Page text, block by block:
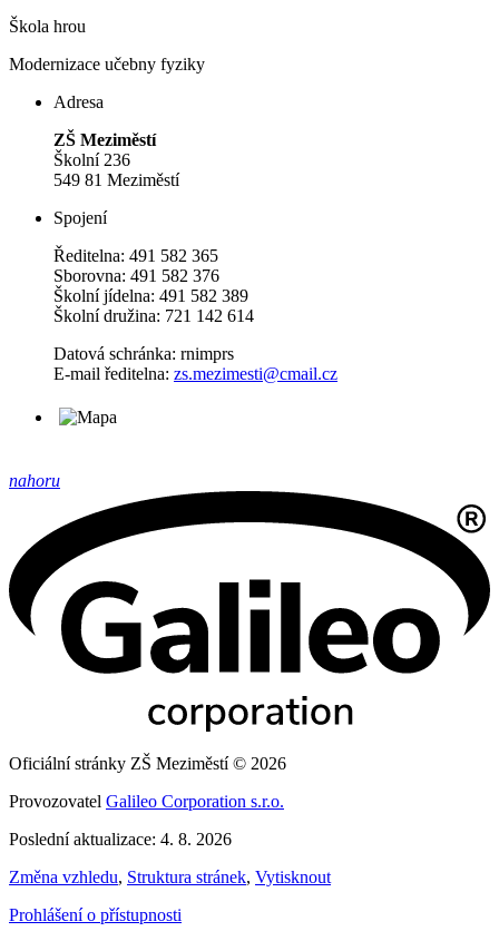
Škola hrou
Modernizace učebny fyziky
Adresa
ZŠ Meziměstí
Školní 236
549 81 Meziměstí
Spojení
Ředitelna: 491 582 365
Sborovna: 491 582 376
Školní jídelna: 491 582 389
Školní družina: 721 142 614
Datová schránka: rnimprs
E-mail ředitelna: zs.mezimesti@cmail.cz
nahoru
Oficiální stránky ZŠ Meziměstí © 2026
Provozovatel Galileo Corporation s.r.o.
Poslední aktualizace: 4. 8. 2026
Změna vzhledu, Struktura stránek, Vytisknout
Prohlášení o přístupnosti